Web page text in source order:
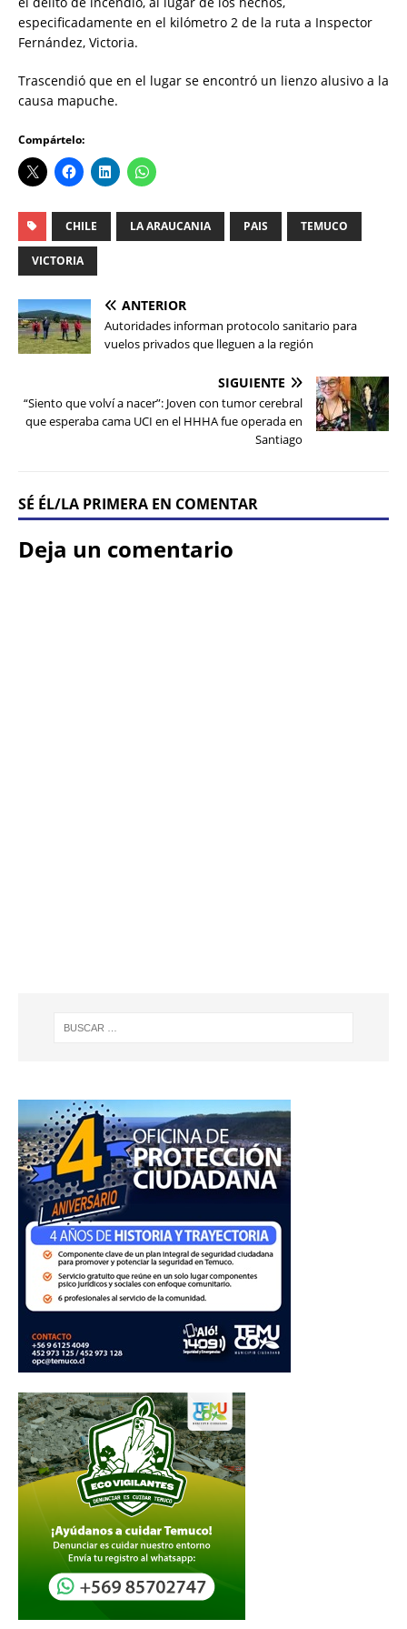
especificadamente en el kilómetro 2 de la ruta a Inspector
Fernández, Victoria.
Trascendió que en el lugar se encontró un lienzo alusivo a la
causa mapuche.
Compártelo:
CHILE LA ARAUCANIA PAIS TEMUCO
VICTORIA
ANTERIOR
Autoridades informan protocolo sanitario para
vuelos privados que lleguen a la región
SIGUIENTE
“Siento que volví a nacer”: Joven con tumor cerebral
que esperaba cama UCI en el HHHA fue operada en
Santiago
SÉ ÉL/LA PRIMERA EN COMENTAR
Deja un comentario